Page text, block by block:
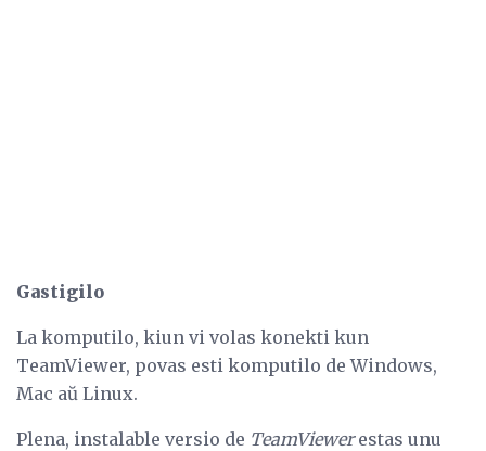
Gastigilo
La komputilo, kiun vi volas konekti kun
TeamViewer, povas esti komputilo de Windows,
Mac aŭ Linux.
Plena, instalable versio de TeamViewerestas unu